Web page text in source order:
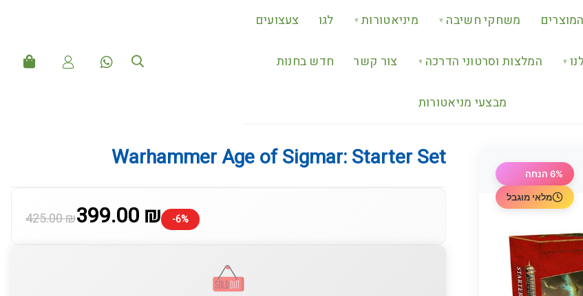
משחקי חשיבה ▼ מיניאטורות ▼ לגו צעצועים
▼ המלצות וסרטוני הדרכה ▼ צור קשר חדש בחנות
מבצעי מניאטורות
6% הנחה
מלאי מוגבל
Warhammer Age of Sigmar: Starter Set
425.00 ₪399.00 ₪ -6%